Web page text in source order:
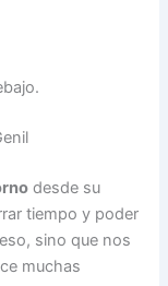
desde su
tiempo y poder
sino que nos
muchas